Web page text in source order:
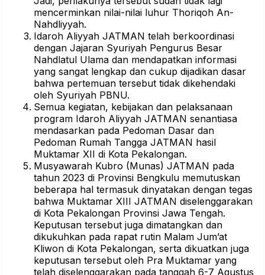
mencerminkan nilai-nilai luhur Thoriqoh An-
Nahdliyyah.
Idaroh Aliyyah JATMAN telah berkoordinasi
dengan Jajaran Syuriyah Pengurus Besar
Nahdlatul Ulama dan mendapatkan informasi
yang sangat lengkap dan cukup dijadikan dasar
bahwa pertemuan tersebut tidak dikehendaki
oleh Syuriyah PBNU.
Semua kegiatan, kebijakan dan pelaksanaan
program Idaroh Aliyyah JATMAN senantiasa
mendasarkan pada Pedoman Dasar dan
Pedoman Rumah Tangga JATMAN hasil
Muktamar XII di Kota Pekalongan.
Musyawarah Kubro (Munas) JATMAN pada
tahun 2023 di Provinsi Bengkulu memutuskan
beberapa hal termasuk dinyatakan dengan tegas
bahwa Muktamar XIII JATMAN diselenggarakan
di Kota Pekalongan Provinsi Jawa Tengah.
Keputusan tersebut juga dimatangkan dan
dikukuhkan pada rapat rutin Malam Jum’at
Kliwon di Kota Pekalongan, serta dikuatkan juga
keputusan tersebut oleh Pra Muktamar yang
telah diselenggarakan pada tanggah 6-7 Agustus